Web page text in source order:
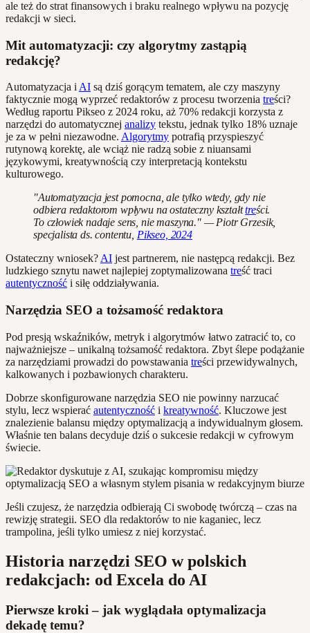
ale też do strat finansowych i braku realnego wpływu na pozycję
redakcji w sieci.
Mit automatyzacji: czy algorytmy zastąpią
redakcję?
Automatyzacja i AI są dziś gorącym tematem, ale czy maszyny
faktycznie mogą wyprzeć redaktorów z procesu tworzenia treści?
Według raportu Pikseo z 2024 roku, aż 70% redakcji korzysta z
narzędzi do automatycznej analizy tekstu, jednak tylko 18% uznaje
je za w pełni niezawodne. Algorytmy potrafią przyspieszyć
rutynową korektę, ale wciąż nie radzą sobie z niuansami
językowymi, kreatywnością czy interpretacją kontekstu
kulturowego.
"Automatyzacja jest pomocna, ale tylko wtedy, gdy nie
odbiera redaktorom wpływu na ostateczny kształttreści.
To człowiek nadaje sens, nie maszyna." — Piotr Grzesik,
specjalista ds. contentu, Pikseo, 2024
Ostateczny wniosek? AI jest partnerem, nie następcą redakcji. Bez
ludzkiego sznytu nawet najlepiej zoptymalizowana treść traci
autentyczność i siłę oddziaływania.
Narzędzia SEO a tożsamość redaktora
Pod presją wskaźników, metryk i algorytmów łatwo zatracić to, co
najważniejsze – unikalną tożsamość redaktora. Zbyt ślepe podążanie
za narzędziami prowadzi do powstawania treści przewidywalnych,
kalkowanych i pozbawionych charakteru.
Dobrze skonfigurowane narzędzia SEO nie powinny narzucać
stylu, lecz wspierać autentyczność i kreatywność. Kluczowe jest
znalezienie balansu między optymalizacją a indywidualnym głosem.
Właśnie ten balans decyduje dziś o sukcesie redakcji w cyfrowym
świecie.
Jeśli czujesz, że narzędzia odbierają Ci swobodę twórczą – czas na
rewizję strategii. SEO dla redaktorów to nie kaganiec, lecz
trampolina, jeśli tylko umiesz z niej korzystać.
Historia narzędzi SEO w polskich
redakcjach: od Excela do AI
Pierwsze kroki – jak wyglądała optymalizacja
dekadę temu?